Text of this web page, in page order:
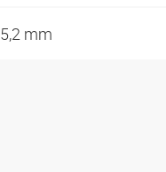
5,2 mm